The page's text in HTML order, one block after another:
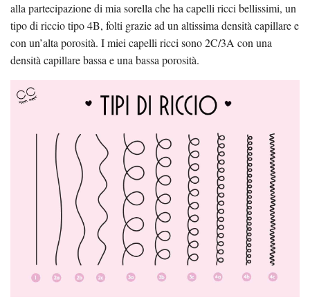
alla partecipazione di mia sorella che ha capelli ricci bellissimi, un
tipo di riccio tipo 4B, folti grazie ad un altissima densità capillare e
con un’alta porosità. I miei capelli ricci sono 2C/3A con una
densità capillare bassa e una bassa porosità.